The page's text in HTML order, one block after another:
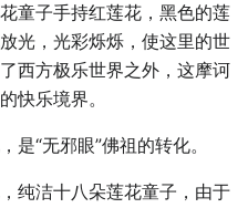
童子手持红莲花，黑色的莲
光，光彩烁烁，使这里的世
西方极乐世界之外，这摩诃
快乐境界。
“无邪眼”佛祖的转化。
纯洁十八朵莲花童子，由于